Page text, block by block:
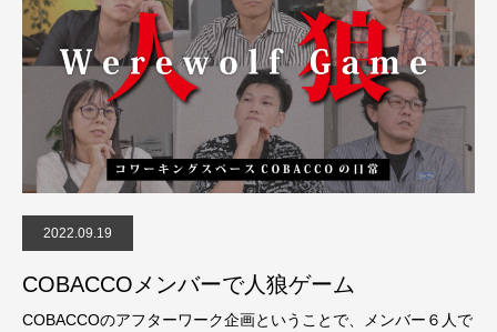
2022.09.19
COBACCOメンバーで人狼ゲーム
COBACCOのアフターワーク企画ということで、メンバー６人で